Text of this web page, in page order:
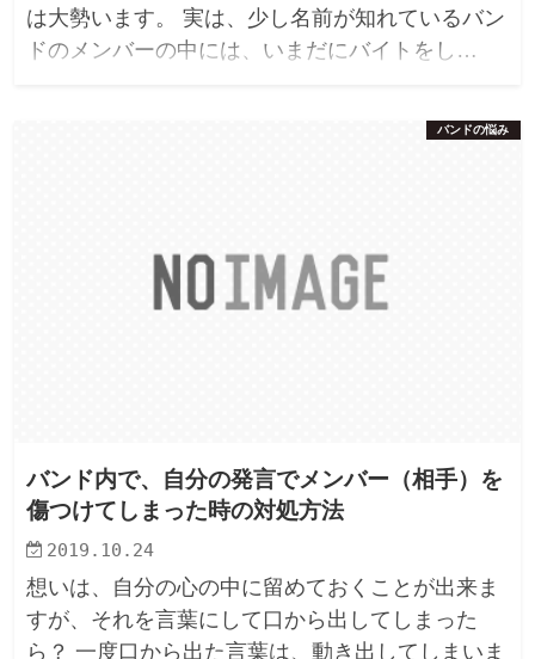
は大勢います。 実は、少し名前が知れているバン
ドのメンバーの中には、いまだにバイトをし…
バンドの悩み
バンド内で、自分の発言でメンバー（相手）を
傷つけてしまった時の対処方法
2019.10.24
想いは、自分の心の中に留めておくことが出来ま
すが、それを言葉にして口から出してしまった
ら？ 一度口から出た言葉は、動き出してしまいま